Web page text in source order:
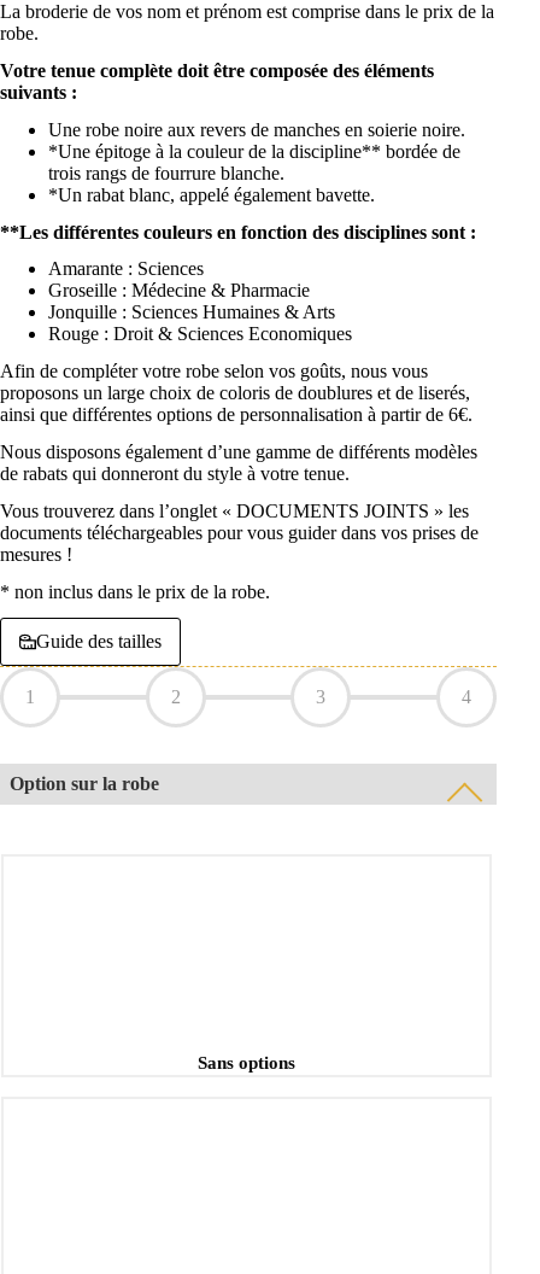
La broderie de vos nom et prénom est comprise dans le prix de la
robe.
Votre tenue complète doit être composée des éléments
suivants :
Une robe noire aux revers de manches en soierie noire.
*Une épitoge à la couleur de la discipline** bordée de
trois rangs de fourrure blanche.
*Un rabat blanc, appelé également bavette.
**Les différentes couleurs en fonction des disciplines sont :
Amarante : Sciences
Groseille : Médecine & Pharmacie
Jonquille : Sciences Humaines & Arts
Rouge : Droit & Sciences Economiques
Afin de compléter votre robe selon vos goûts, nous vous
proposons un large choix de coloris de doublures et de liserés,
ainsi que différentes options de personnalisation à partir de 6€.
Nous disposons également d’une gamme de différents modèles
de rabats qui donneront du style à votre tenue.
Vous trouverez dans l’onglet « DOCUMENTS JOINTS » les
documents téléchargeables pour vous guider dans vos prises de
mesures !
* non inclus dans le prix de la robe.
Guide des tailles
1 2 3 4
Option sur la robe
Sans options